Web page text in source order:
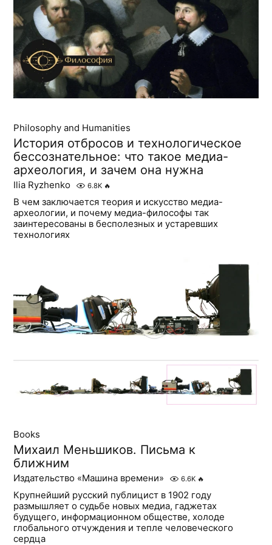
Philosophy and Humanities
История отбросов и технологическое
бессознательное: что такое медиа-
археология, и зачем она нужна
Ilia Ryzhenko 6.8K 🔥
В чем заключается теория и искусство медиа-
археологии, и почему медиа-философы так
заинтересованы в бесполезных и устаревших
технологиях
Books
Михаил Меньшиков. Письма к
ближним
Издательство «Машина времени» 6.6K 🔥
Крупнейший русский публицист в 1902 году
размышляет о судьбе новых медиа, гаджетах
будущего, информационном обществе, холоде
глобального отчуждения и тепле человеческого
сердца